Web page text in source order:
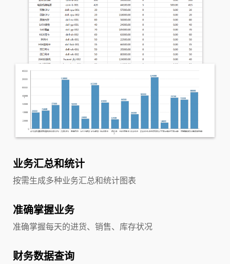
业务汇总和统计
按需生成多种业务汇总和统计图表
准确掌握业务
准确掌握每天的进货、销售、库存状况
财务数据查询